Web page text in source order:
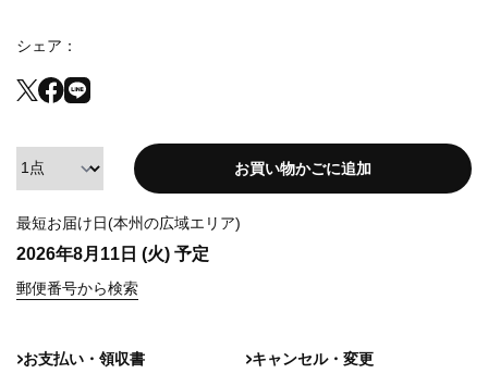
シェア
お買い物かごに追加
最短お届け日(本州の広域エリア)
2026年8月11日 (火) 予定
郵便番号から検索
お支払い・領収書 キャンセル・変更